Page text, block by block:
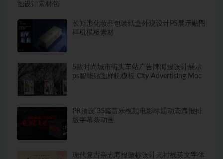
图设计素材包
长矩形化妆品包装纸盒外观设计PS展示贴图
样机模板素材
5款时尚城市街头车站广告牌海报设计展示
ps智能贴图样机模板 City Advertising Moc
PR预设 35套音乐视频电影标题动态海报排
版字幕条动画
现代复古杂志海报徽标设计无衬线英文字体